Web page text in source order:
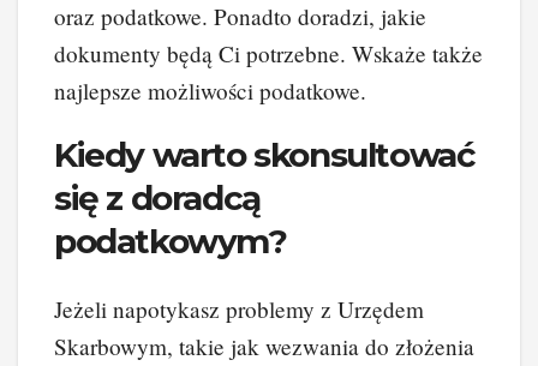
oraz podatkowe. Ponadto doradzi, jakie
dokumenty będą Ci potrzebne. Wskaże także
najlepsze możliwości podatkowe.
Kiedy warto skonsultować
się z doradcą
podatkowym?
Jeżeli napotykasz problemy z Urzędem
Skarbowym, takie jak wezwania do złożenia